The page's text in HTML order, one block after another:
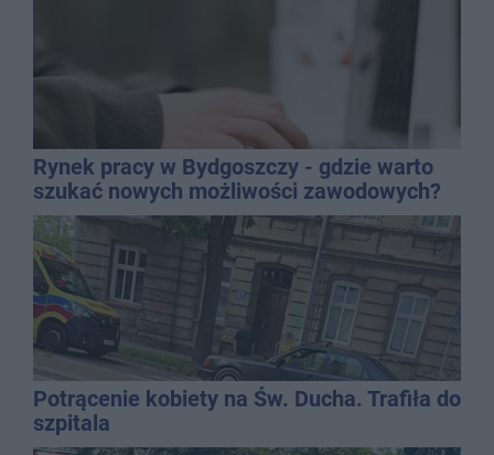
Rynek pracy w Bydgoszczy - gdzie warto
szukać nowych możliwości zawodowych?
Potrącenie kobiety na Św. Ducha. Trafiła do
szpitala